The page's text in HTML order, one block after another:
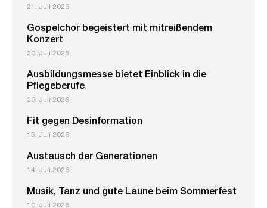
21. Juli 2026
Gospelchor begeistert mit mitreißendem
Konzert
20. Juli 2026
Ausbildungsmesse bietet Einblick in die
Pflegeberufe
20. Juli 2026
Fit gegen Desinformation
15. Juli 2026
Austausch der Generationen
14. Juli 2026
Musik, Tanz und gute Laune beim Sommerfest
10. Juli 2026